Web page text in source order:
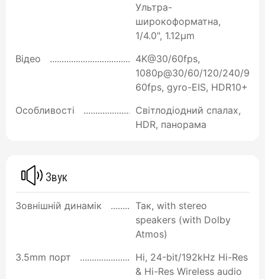
Ультра-
широкоформатна,
1/4.0", 1.12µm
Відео
4K@30/60fps,
1080p@30/60/120/240/9
60fps, gyro-EIS, HDR10+
Особливості
Світлодіодний спалах,
HDR, панорама
Звук
Зовнішній динамік
Так, with stereo
speakers (with Dolby
Atmos)
3.5mm порт
Ні, 24-bit/192kHz Hi-Res
& Hi-Res Wireless audio